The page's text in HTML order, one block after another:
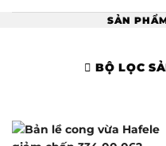
SẢN
BỘ LỌC